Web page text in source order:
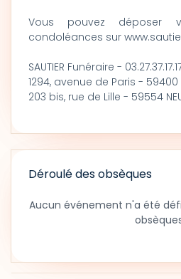
Vous pouvez déposer
condoléances sur
SAUTIER Funéraire -
1294, avenue de Paris - 59400
203 bis, rue de Lille - 59554
Déroulé des obsèques
Aucun événement n'a été